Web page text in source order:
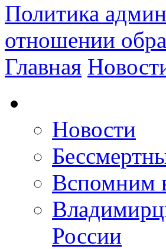
Политика
отношении
Главная
Новости
Вспомним
России